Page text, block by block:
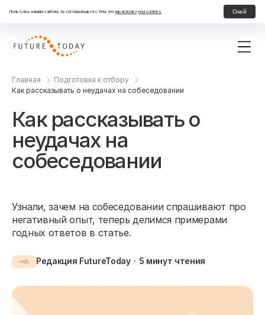
Пользуясь нашим сайтом, ты соглашаешься с тем, что мы используем cookies Окей
Главная
Подготовка к отбору
Как рассказывать о неудачах на собеседовании
Как рассказывать о
неудачах на
собеседовании
Узнали, зачем на собеседовании спрашивают про
негативный опыт, теперь делимся примерами
годных ответов в статье.
Редакция FutureToday 5 минут чтения